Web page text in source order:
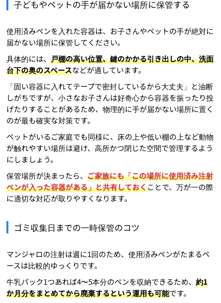
子どもやペットの手が届かない場所に保管する
使用済みペンを入れた容器は、お子さんやペットの手が絶対に
届かない場所に保管してください。
具体的には、戸棚の高い位置、鍵のかかる引き出しの中、洗面
台下の奥のスペースなどが適しています。
「固い容器に入れてテープで密封しているから大丈夫」と油断
しがちですが、小さなお子さんは好奇心から容器を振ったり投
げたりすることがあるため、物理的に手が届かない場所に置く
のが最も確実な対策です。
ペットがいるご家庭でも同様に、床の上や低い棚の上など動物
が触れやすい場所は避け、高所かつ閉じた空間で管理するよう
にしましょう。
保管場所が決まったら、ご家族にも「この場所に使用済み注射
ペンが入った容器がある」と共有しておくことで、万が一の際
に適切な対応が取りやすくなります。
ゴミ収集日までの一時保管のコツ
マンジャロの注射は週に1回のため、使用済みペンがたまるペ
ースは比較的ゆっくりです。
牛乳パック1つあれば4〜5本分のペンを収納できるため、約1
か月分をまとめてから廃棄するという運用も可能です。